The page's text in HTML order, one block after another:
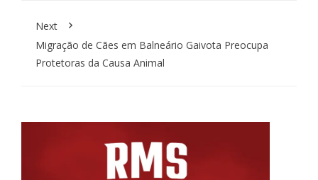
Next
Migração de Cães em Balneário Gaivota Preocupa
Protetoras da Causa Animal